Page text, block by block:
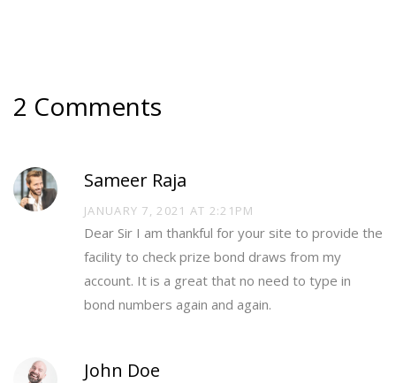
2 Comments
Sameer Raja
JANUARY 7, 2021 AT 2:21PM
Dear Sir I am thankful for your site to provide the
facility to check prize bond draws from my
account. It is a great that no need to type in
bond numbers again and again.
John Doe